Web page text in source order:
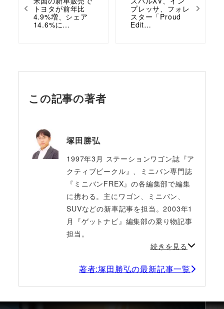
トヨタが前年比
4.9%増、シェア
14.6%に…
プレッサ、フォレ
スター「Proud
Edit…
この記事の著者
塚田勝弘
1997年3月 ステーションワゴン誌『ア
クティブビークル』、ミニバン専門誌
『ミニバンFREX』の各編集部で編集
に携わる。主にワゴン、ミニバン、
SUVなどの新車記事を担当。2003年1
月『ゲットナビ』編集部の乗り物記事
担当。
続きを見る
著者:塚田勝弘の最新記事一覧